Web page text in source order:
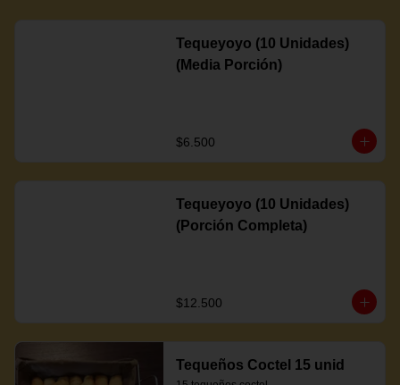
Tequeyoyo (10 Unidades)
(Media Porción)
$6.500
Tequeyoyo (10 Unidades)
(Porción Completa)
$12.500
Tequeños Coctel 15 unid